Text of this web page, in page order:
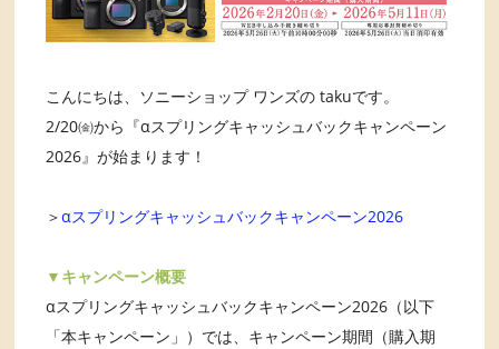
こんにちは、ソニーショップ ワンズの takuです。
2/20㈮から『αスプリングキャッシュバックキャンペーン
2026』が始まります！
＞αスプリングキャッシュバックキャンペーン2026
▼キャンペーン概要
αスプリングキャッシュバックキャンペーン2026（以下
「本キャンペーン」）では、キャンペーン期間（購入期